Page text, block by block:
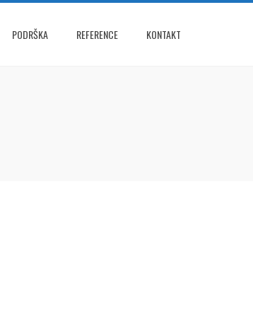
PODRŠKA REFERENCE KONTAKT